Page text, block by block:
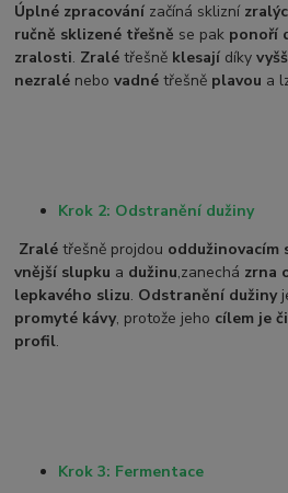
Úplné zpracování začíná sklizní
ručně sklizené třešně se pak ponoří
zralosti. Zralé třešně klesají díky
nezralé nebovadné třešně plavou a
Krok 2: Odstranění dužiny
Zralé třešně projdou oddužinovacím
vnější slupku a dužinu,zanechá zrna
lepkavého slizu. Odstranění dužiny
promyté kávy, protože jeho cílem je
profil.
Krok 3: Fermentace